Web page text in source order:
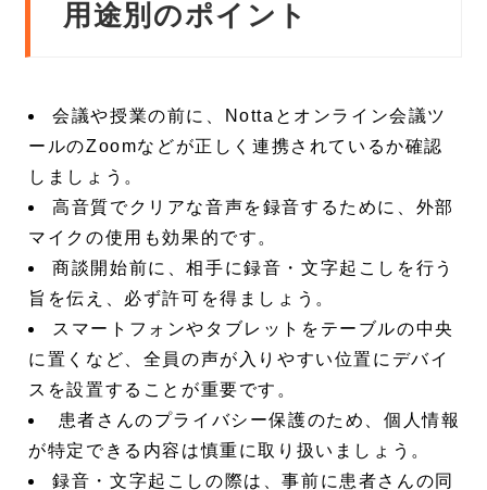
用途別のポイント
会議や授業の前に、Nottaとオンライン会議ツ
ールのZoomなどが正しく連携されているか確認
しましょう。
高音質でクリアな音声を録音するために、外部
マイクの使用も効果的です。
商談開始前に、相手に録音・文字起こしを行う
旨を伝え、必ず許可を得ましょう。
スマートフォンやタブレットをテーブルの中央
に置くなど、全員の声が入りやすい位置にデバイ
スを設置することが重要です。
患者さんのプライバシー保護のため、個人情報
が特定できる内容は慎重に取り扱いましょう。
録音・文字起こしの際は、事前に患者さんの同